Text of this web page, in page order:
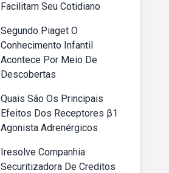
Facilitam Seu Cotidiano
Segundo Piaget O
Conhecimento Infantil
Acontece Por Meio De
Descobertas
Quais São Os Principais
Efeitos Dos Receptores β1
Agonista Adrenérgicos
Iresolve Companhia
Securitizadora De Creditos